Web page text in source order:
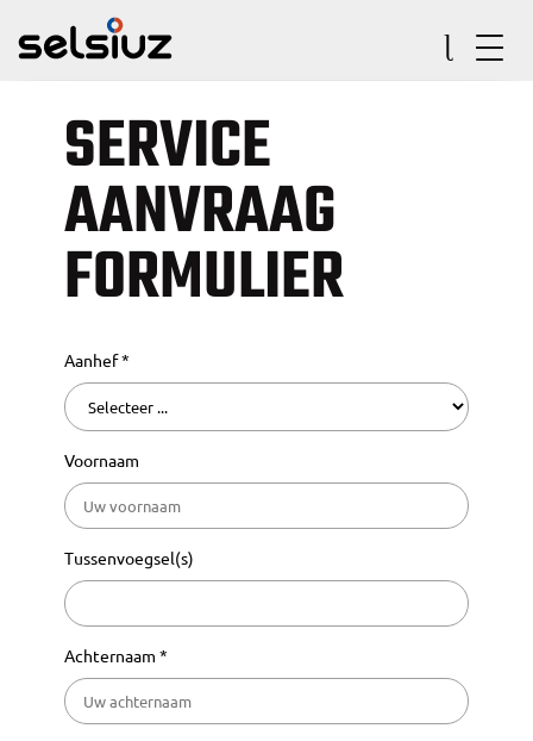
SERVICE
AANVRAAG
FORMULIER
Aanhef *
Voornaam
Tussenvoegsel(s)
Achternaam *